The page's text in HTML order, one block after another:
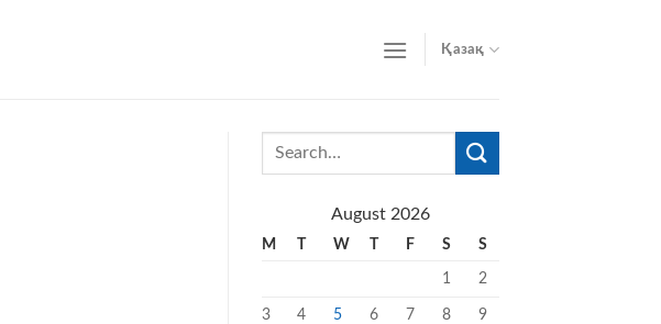
Қазақ
August 2026
M T W T F S S
1 2
3 4 5 6 7 8 9